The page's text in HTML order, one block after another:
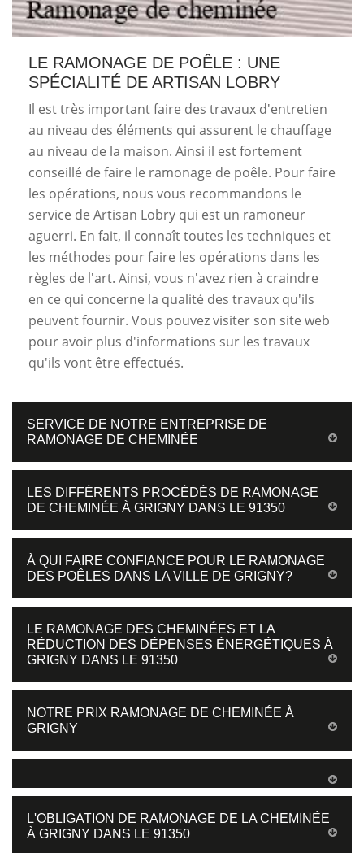
LE RAMONAGE DE POÊLE : UNE
SPÉCIALITÉ DE ARTISAN LOBRY
Il est très important faire des travaux d'entretien
au niveau des éléments qui assurent le chauffage
au niveau de la maison. Ainsi il est fortement
conseillé de faire le ramonage de poêle. Pour faire
les opérations, nous vous recommandons le
service de Artisan Lobry qui est un ramoneur
aguerri. En fait, il connaît toutes les techniques et
les méthodes pour faire les opérations dans les
règles de l'art. Ainsi, vous n'avez rien à craindre
en ce qui concerne la qualité des travaux qu'ils
peuvent fournir. Vous pouvez visiter son site web
pour avoir plus d'informations sur les travaux
qu'ils vont être effectués.
SERVICE DE NOTRE ENTREPRISE DE
RAMONAGE DE CHEMINÉE
LES DIFFÉRENTS PROCÉDÉS DE RAMONAGE
DE CHEMINÉE À GRIGNY DANS LE 91350
À QUI FAIRE CONFIANCE POUR LE RAMONAGE
DES POÊLES DANS LA VILLE DE GRIGNY?
LE RAMONAGE DES CHEMINÉES ET LA
RÉDUCTION DES DÉPENSES ÉNERGÉTIQUES À
GRIGNY DANS LE 91350
NOTRE PRIX RAMONAGE DE CHEMINÉE À
GRIGNY
L'OBLIGATION DE RAMONAGE DE LA CHEMINÉE
À GRIGNY DANS LE 91350